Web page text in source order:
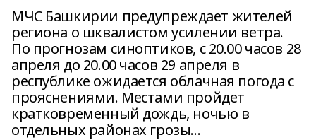
МЧС Башкирии предупреждает жителей
региона о шквалистом усилении ветра.
По прогнозам синоптиков, с 20.00 часов 28
апреля до 20.00 часов 29 апреля в
республике ожидается облачная погода с
прояснениями. Местами пройдет
кратковременный дождь, ночью в
отдельных районах грозы...